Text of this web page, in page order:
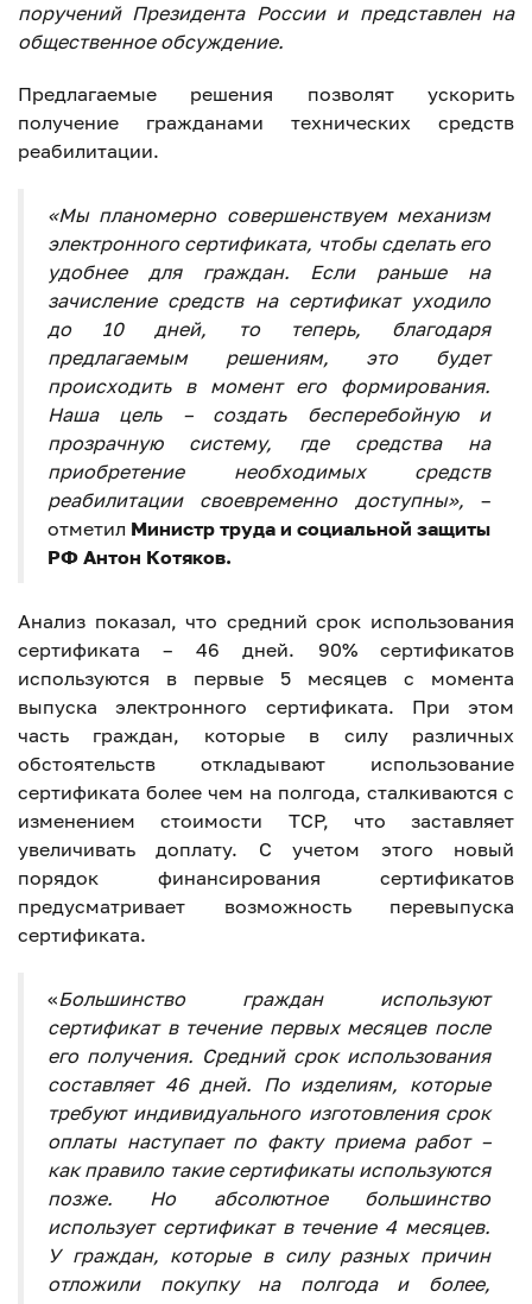
поручений Президента России и представлен на
общественное обсуждение.
Предлагаемые решения позволят ускорить
получение гражданами технических средств
реабилитации.
«Мы планомерно совершенствуем механизм
электронного сертификата, чтобы сделать его
удобнее для граждан. Если раньше на
зачисление средств на сертификат уходило
до 10 дней, то теперь, благодаря
предлагаемым решениям, это будет
происходить в момент его формирования.
Наша цель – создать бесперебойную и
прозрачную систему, где средства на
приобретение необходимых средств
реабилитации своевременно доступны», –
отметил Министр труда и социальной защиты
РФ Антон Котяков.
Анализ показал, что средний срок использования
сертификата – 46 дней. 90% сертификатов
используются в первые 5 месяцев с момента
выпуска электронного сертификата. При этом
часть граждан, которые в силу различных
обстоятельств откладывают использование
сертификата более чем на полгода, сталкиваются с
изменением стоимости ТСР, что заставляет
увеличивать доплату. С учетом этого новый
порядок финансирования сертификатов
предусматривает возможность перевыпуска
сертификата.
«Большинство граждан используют
сертификат в течение первых месяцев после
его получения. Средний срок использования
составляет 46 дней. По изделиям, которые
требуют индивидуального изготовления срок
оплаты наступает по факту приема работ –
как правило такие сертификаты используются
позже. Но абсолютное большинство
использует сертификат в течение 4 месяцев.
У граждан, которые в силу разных причин
отложили покупку на полгода и более,